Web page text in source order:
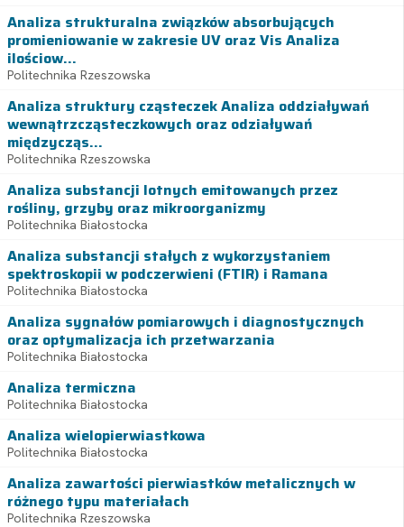
Analiza strukturalna związków absorbujących
promieniowanie w zakresie UV oraz Vis Analiza
ilościow...
Politechnika Rzeszowska
Analiza struktury cząsteczek Analiza oddziaływań
wewnątrzcząsteczkowych oraz odziaływań
międzycząs...
Politechnika Rzeszowska
Analiza substancji lotnych emitowanych przez
rośliny, grzyby oraz mikroorganizmy
Politechnika Białostocka
Analiza substancji stałych z wykorzystaniem
spektroskopii w podczerwieni (FTIR) i Ramana
Politechnika Białostocka
Analiza sygnałów pomiarowych i diagnostycznych
oraz optymalizacja ich przetwarzania
Politechnika Białostocka
Analiza termiczna
Politechnika Białostocka
Analiza wielopierwiastkowa
Politechnika Białostocka
Analiza zawartości pierwiastków metalicznych w
różnego typu materiałach
Politechnika Rzeszowska